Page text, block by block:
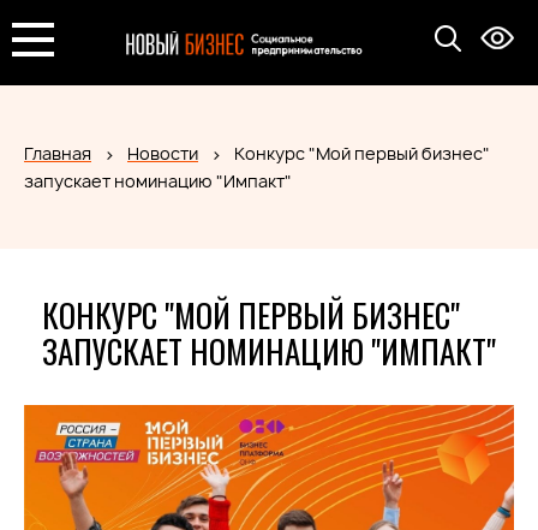
Главная Новости
Конкурс "Мой первый бизнес"
запускает номинацию "Импакт"
КОНКУРС "МОЙ ПЕРВЫЙ БИЗНЕС"
ЗАПУСКАЕТ НОМИНАЦИЮ "ИМПАКТ"